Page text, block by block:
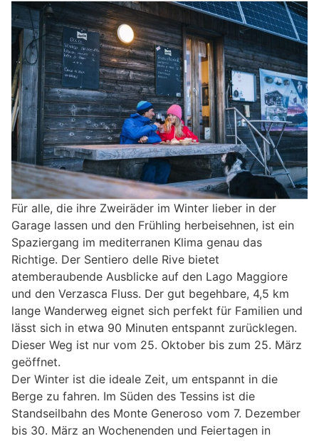
Für alle, die ihre Zweiräder im Winter lieber in der
Garage lassen und den Frühling herbeisehnen, ist ein
Spaziergang im mediterranen Klima genau das
Richtige. Der Sentiero delle Rive bietet
atemberaubende Ausblicke auf den Lago Maggiore
und den Verzasca Fluss. Der gut begehbare, 4,5 km
lange Wanderweg eignet sich perfekt für Familien und
lässt sich in etwa 90 Minuten entspannt zurücklegen.
Dieser Weg ist nur vom 25. Oktober bis zum 25. März
geöffnet. ​​​​​​​
Der Winter ist die ideale Zeit, um entspannt in die
Berge zu fahren. Im Süden des Tessins ist die
Standseilbahn des Monte Generoso vom 7. Dezember
bis 30. März an Wochenenden und Feiertagen in